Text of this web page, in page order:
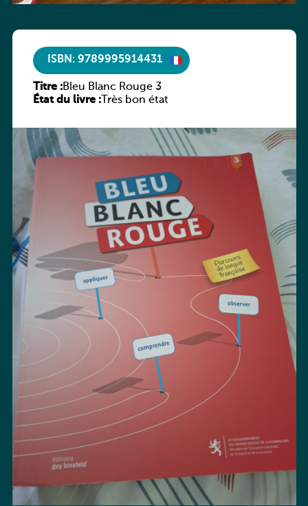
ISBN: 9789995914431
Titre :Bleu Blanc Rouge 3
État du livre :Très bon état